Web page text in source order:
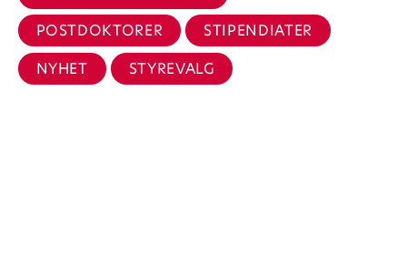
POSTDOKTORER
STIPENDIATER
NYHET
STYREVALG